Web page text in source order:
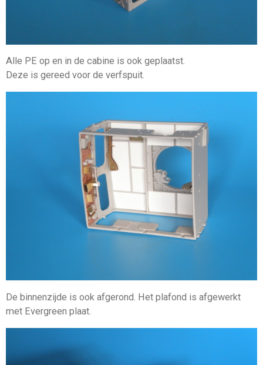
Alle PE op en in de cabine is ook geplaatst.
Deze is gereed voor de verfspuit.
De binnenzijde is ook afgerond. Het plafond is afgewerkt
met Evergreen plaat.